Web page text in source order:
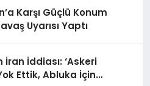
Karşı Güçlü Konum
Uyarısı Yaptı
İran İddiası: ‘Askeri
Ettik, Abluka İçin